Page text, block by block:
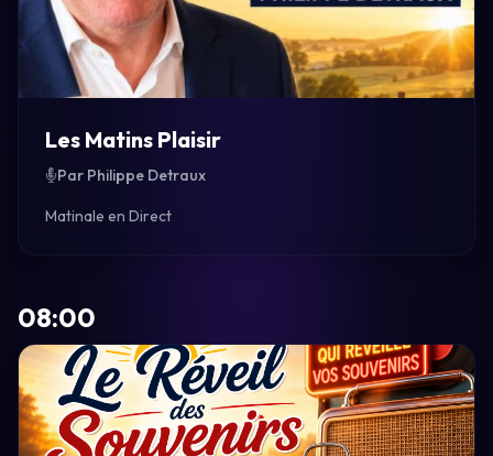
Les Matins Plaisir
Par Philippe Detraux
Matinale en Direct
08:00